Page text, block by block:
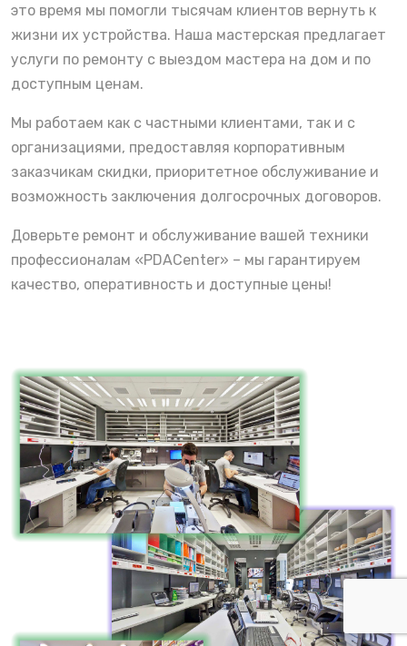
это время мы помогли тысячам клиентов вернуть к
жизни их устройства. Наша мастерская предлагает
услуги по ремонту с выездом мастера на дом и по
доступным ценам.
Мы работаем как с частными клиентами, так и с
организациями, предоставляя корпоративным
заказчикам скидки, приоритетное обслуживание и
возможность заключения долгосрочных договоров.
Доверьте ремонт и обслуживание вашей техники
профессионалам «PDACenter» – мы гарантируем
качество, оперативность и доступные цены!